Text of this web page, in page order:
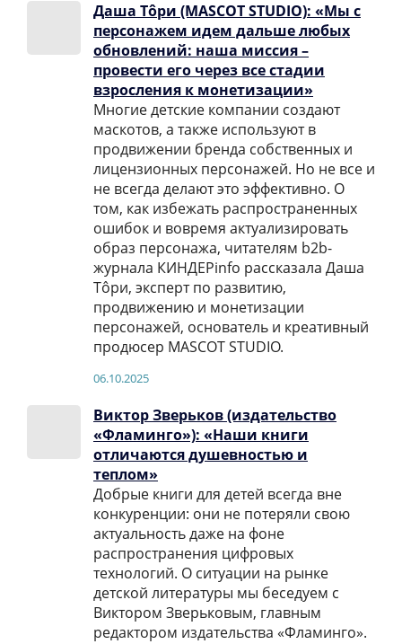
Даша Тôри (MASCOT STUDIO): «Мы с
персонажем идем дальше любых
обновлений: наша миссия –
провести его через все стадии
взросления к монетизации»
Многие детские компании создают
маскотов, а также используют в
продвижении бренда собственных и
лицензионных персонажей. Но не все и
не всегда делают это эффективно. О
том, как избежать распространенных
ошибок и вовремя актуализировать
образ персонажа, читателям b2b-
журнала КИНДЕРinfo рассказала Даша
Тôри, эксперт по развитию,
продвижению и монетизации
персонажей, основатель и креативный
продюсер MASCOT STUDIO.
06.10.2025
Виктор Зверьков (издательство
«Фламинго»): «Наши книги
отличаются душевностью и
теплом»
Добрые книги для детей всегда вне
конкуренции: они не потеряли свою
актуальность даже на фоне
распространения цифровых
технологий. О ситуации на рынке
детской литературы мы беседуем с
Виктором Зверьковым, главным
редактором издательства «Фламинго».